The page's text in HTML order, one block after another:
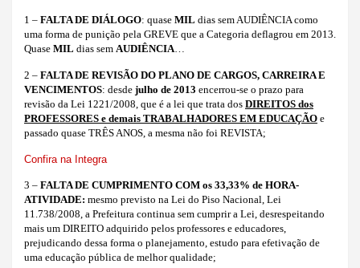
1 – FALTA DE DIÁLOGO: quase MIL dias sem AUDIÊNCIA como
uma forma de punição pela GREVE que a Categoria deflagrou em 2013.
Quase MIL dias sem AUDIÊNCIA…
2 – FALTA DE REVISÃO DO PLANO DE CARGOS, CARREIRA E
VENCIMENTOS: desde julho de 2013 encerrou-se o prazo para
revisão da Lei 1221/2008, que é a lei que trata dos DIREITOS dos
PROFESSORES e demais TRABALHADORES EM EDUCAÇÃO e
passado quase TRÊS ANOS, a mesma não foi REVISTA;
Confira na Integra
3 – FALTA DE CUMPRIMENTO COM os 33,33% de HORA-
ATIVIDADE: mesmo previsto na Lei do Piso Nacional, Lei
11.738/2008, a Prefeitura continua sem cumprir a Lei, desrespeitando
mais um DIREITO adquirido pelos professores e educadores,
prejudicando dessa forma o planejamento, estudo para efetivação de
uma educação pública de melhor qualidade;